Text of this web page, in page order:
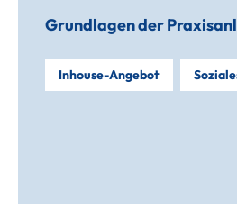
Grundlagen der
Inhouse-Angebot